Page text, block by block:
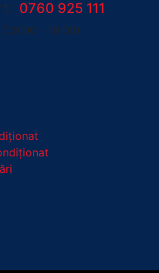
: 0760 925 111
- 19:00)